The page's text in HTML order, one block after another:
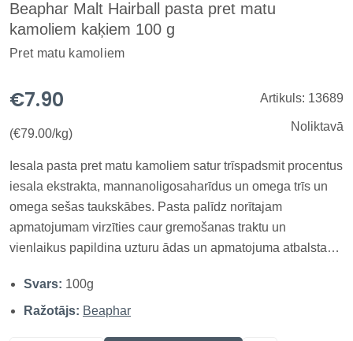
Beaphar Malt Hairball pasta pret matu
kamoliem kaķiem 100 g
Pret matu kamoliem
€7.90
(€79.00/kg)
Artikuls: 13689
Noliktavā
Iesala pasta pret matu kamoliem satur trīspadsmit procentus
iesala ekstrakta, mannanoligosaharīdus un omega trīs un
omega sešas taukskābes. Pasta palīdz norītajam
apmatojumam virzīties caur gremošanas traktu un
vienlaikus papildina uzturu ādas un apmatojuma atbalstam.
spalvas maiņas periodā saskaņā ar marķējumu. Produktu
ievieš pakāpeniski un...
Svars: 100g
Ražotājs: Beaphar